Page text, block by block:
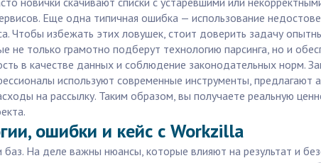
Еще одна типичная ошибка — использование
Чтобы избежать этих ловушек, стоит доверить задачу
только грамотно подберут технологию парсинга, но и
в качестве данных и соблюдение законодательных норм.
используют современные инструменты, предлагают
на рассылку. Таким образом, вы получаете реальную
ошибки и кейс с Workzilla
На деле важны нюансы, которые влияют на результат и